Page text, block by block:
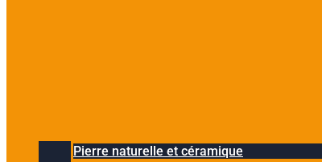
Pierre naturelle et céramique